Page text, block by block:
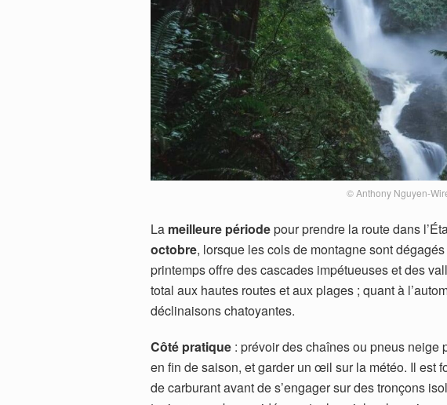
© Anthony Nguyen-
La meilleure périodepour prendre la route dans
octobre, lorsque les cols de montagne sont
printemps offre des cascades impétueuses et des
total aux hautes routes et aux plages ; quant à
déclinaisons chatoyantes.
Côté pratique : prévoir des chaînes ou pneus neige
en fin de saison, et garder un œil sur la météo. Il est
de carburant avant de s’engager sur des tronçons